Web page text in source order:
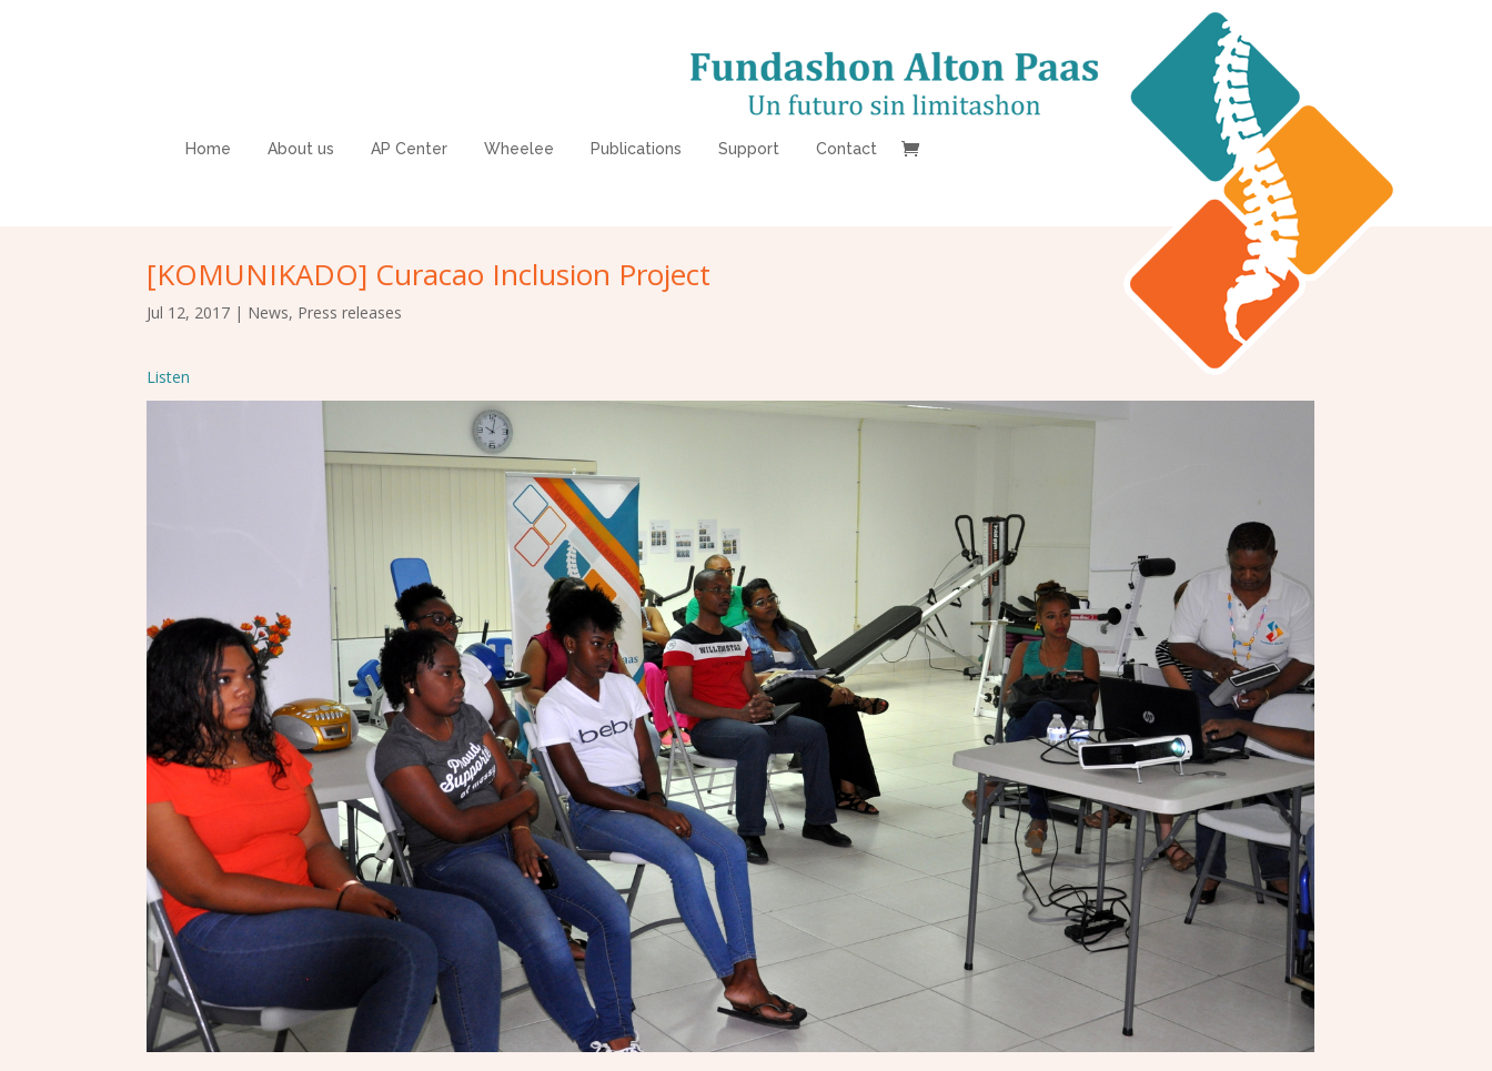
Home About us AP Center Wheelee Publications Support Contact
[KOMUNIKADO] Curacao Inclusion Project
Jul 12, 2017 | News, Press releases
Listen